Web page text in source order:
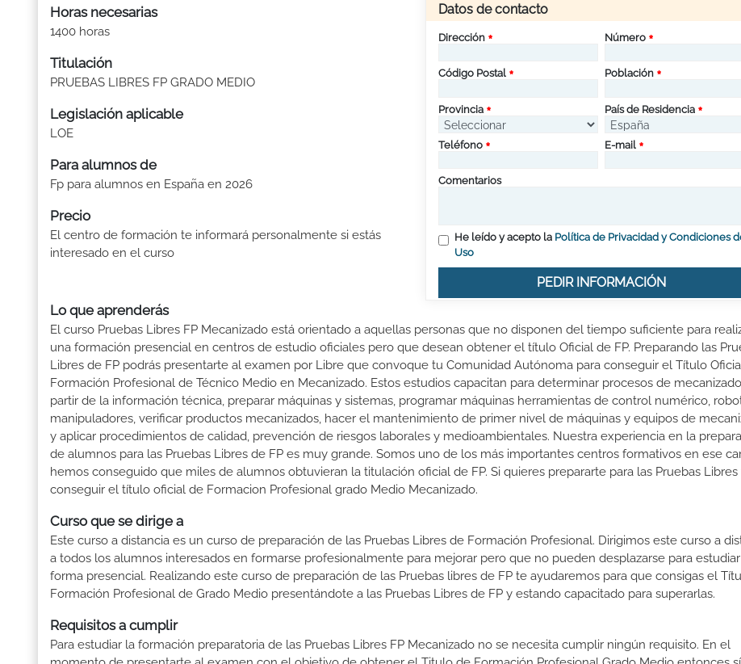
Horas necesarias
1400 horas
Titulación
PRUEBAS LIBRES FP GRADO MEDIO
Legislación aplicable
LOE
Para alumnos de
Fp para alumnos en España en 2026
Precio
El centro de formación te informará personalmente si estás
interesado en el curso
Datos de contacto
Dirección Número
Código Postal Población
Provincia País de Residencia
Teléfono E-mail
Comentarios
He leído y acepto la Política de Privacidad y Condiciones
Uso
PEDIR INFORMACIÓN
Lo que aprenderás
El curso Pruebas Libres FP Mecanizado está orientado a aquellas personas que no disponen del tiempo suficiente para
una formación presencial en centros de estudio oficiales pero que desean obtener el título Oficial de FP. Preparando las
Libres de FP podrás presentarte al examen por Libre que convoque tu Comunidad Autónoma para conseguir el Título
Formación Profesional de Técnico Medio en Mecanizado. Estos estudios capacitan para determinar procesos de
partir de la información técnica, preparar máquinas y sistemas, programar máquinas herramientas de control numérico,
manipuladores, verificar productos mecanizados, hacer el mantenimiento de primer nivel de máquinas y equipos de
y aplicar procedimientos de calidad, prevención de riesgos laborales y medioambientales. Nuestra experiencia en la
de alumnos para las Pruebas Libres de FP es muy grande. Somos uno de los más importantes centros formativos en ese
hemos conseguido que miles de alumnos obtuvieran la titulación oficial de FP. Si quieres prepararte para las Pruebas Libres
conseguir el título oficial de Formacion Profesional grado Medio Mecanizado.
Curso que se dirige a
Este curso a distancia es un curso de preparación de las Pruebas Libres de Formación Profesional. Dirigimos este curso a
a todos los alumnos interesados en formarse profesionalmente para mejorar pero que no pueden desplazarse para
forma presencial. Realizando este curso de preparación de las Pruebas libres de FP te ayudaremos para que consigas el
Formación Profesional de Grado Medio presentándote a las Pruebas Libres de FP y estando capacitado para superarlas.
Requisitos a cumplir
Para estudiar la formación preparatoria de las Pruebas Libres FP Mecanizado no se necesita cumplir ningún requisito. En el